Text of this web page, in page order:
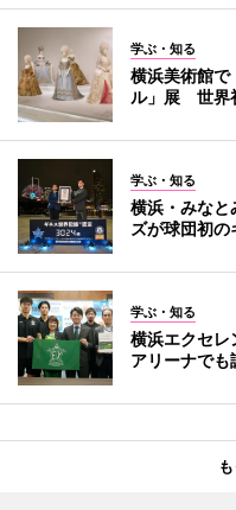
学ぶ・知る
横浜美術館で
ル」展 世界
学ぶ・知る
横浜・みな
ズが球団初
学ぶ・知る
横浜エクセ
アリーナでも